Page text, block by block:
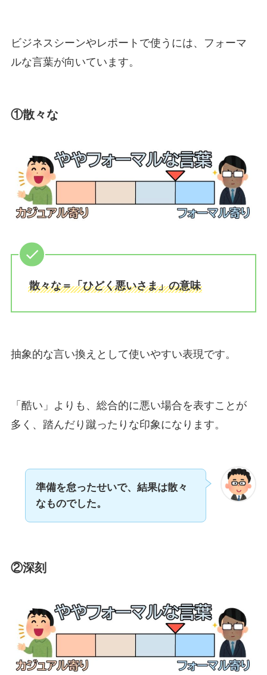
ビジネスシーンやレポートで使うには、フォーマ
ルな言葉が向いています。
①散々な
散々な＝「ひどく悪いさま」の意味
抽象的な言い換えとして使いやすい表現です。
「酷い」よりも、総合的に悪い場合を表すことが
多く、踏んだり蹴ったりな印象になります。
準備を怠ったせいで、結果は散々
なものでした。
②深刻